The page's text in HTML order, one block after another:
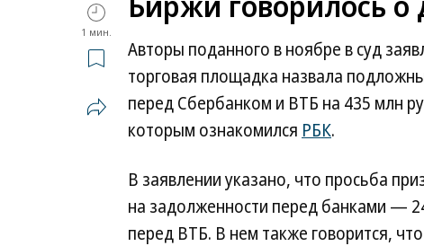
1 мин.
Авторы поданного в ноябре в суд
торговая площадка назвала
перед Сбербанком и ВТБ на 435 млн
которым ознакомился РБК.
В заявлении указано, что просьба
на задолженности перед банками —
перед ВТБ. В нем также говорится,